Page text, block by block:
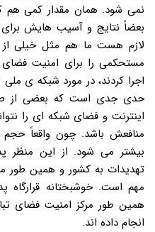
نمی شود. همان مقدار کمی هم
بعضاً نتایج و آسیب هایش برای
لازم هست ما هم مثل خیلی از
مستحکمی را برای امنیت
اجرا کردند، در مورد شبکه ی
حدی جدی است که بعضی از
اینترنت و فضای شبکه ای را
منافعش باشد. چون واقعاً حجم
بیشتر می شود. از این منظر
تهدیدات به کشور و همین طور
مهم است. خوشبختانه قرارگاه
همین طور مرکز امنیت فضای
انجام داده اند.